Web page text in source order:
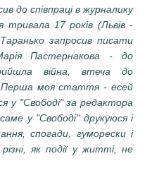
до співпраці в журналику
тривала 17 років (Львів -
запросив писати
Пастернакова - до
війна, втеча до
Перша моя стаття - есей
у "Свободі" за редактора
у "Свободі" друкуюся і
спогади, гуморески і
як події у житті, не